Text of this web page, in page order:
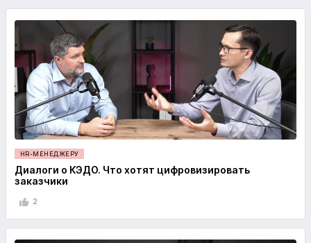
HR-МЕНЕДЖЕРУ
Диалоги о КЭДО. Что хотят цифровизировать
заказчики
2